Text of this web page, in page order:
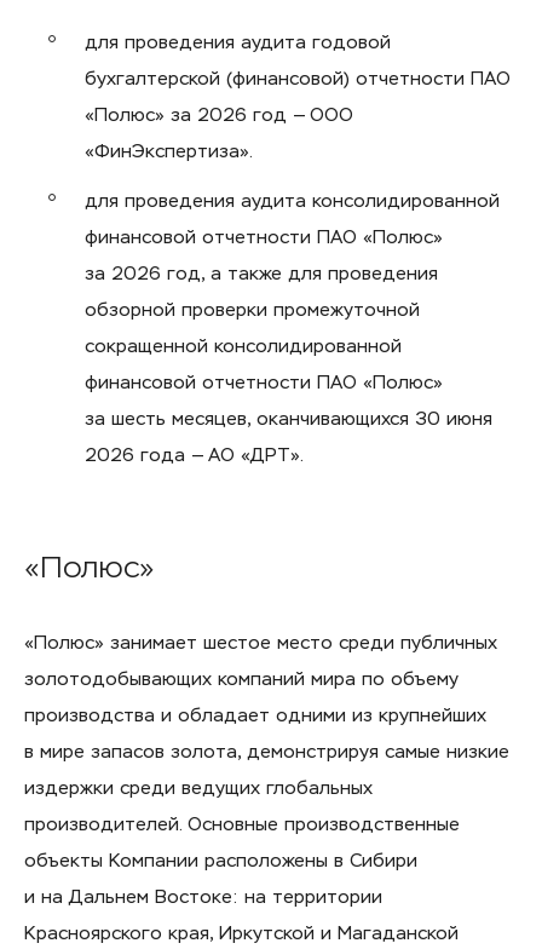
для проведения аудита годовой
бухгалтерской (финансовой) отчетности ПАО
«Полюс» за 2026 год — ООО
«ФинЭкспертиза».
для проведения аудита консолидированной
финансовой отчетности ПАО «Полюс»
за 2026 год, а также для проведения
обзорной проверки промежуточной
сокращенной консолидированной
финансовой отчетности ПАО «Полюс»
за шесть месяцев, оканчивающихся 30 июня
2026 года — АО «ДРТ».
«Полюс»
«Полюс» занимает шестое место среди публичных
золотодобывающих компаний мира по объему
производства и обладает одними из крупнейших
в мире запасов золота, демонстрируя самые низкие
издержки среди ведущих глобальных
производителей. Основные производственные
объекты Компании расположены в Сибири
и на Дальнем Востоке: на территории
Красноярского края, Иркутской и Магаданской